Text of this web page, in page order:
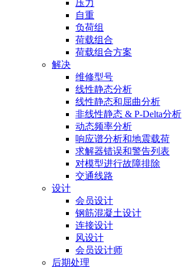
压力
自重
负荷组
荷载组合
荷载组合方案
解决
维修型号
线性静态分析
线性静态和屈曲分析
非线性静态 & P-Delta分析
动态频率分析
响应谱分析和地震载荷
求解器错误和警告列表
对模型进行故障排除
交通线路
设计
会员设计
钢筋混凝土设计
连接设计
风设计
会员设计师
后期处理